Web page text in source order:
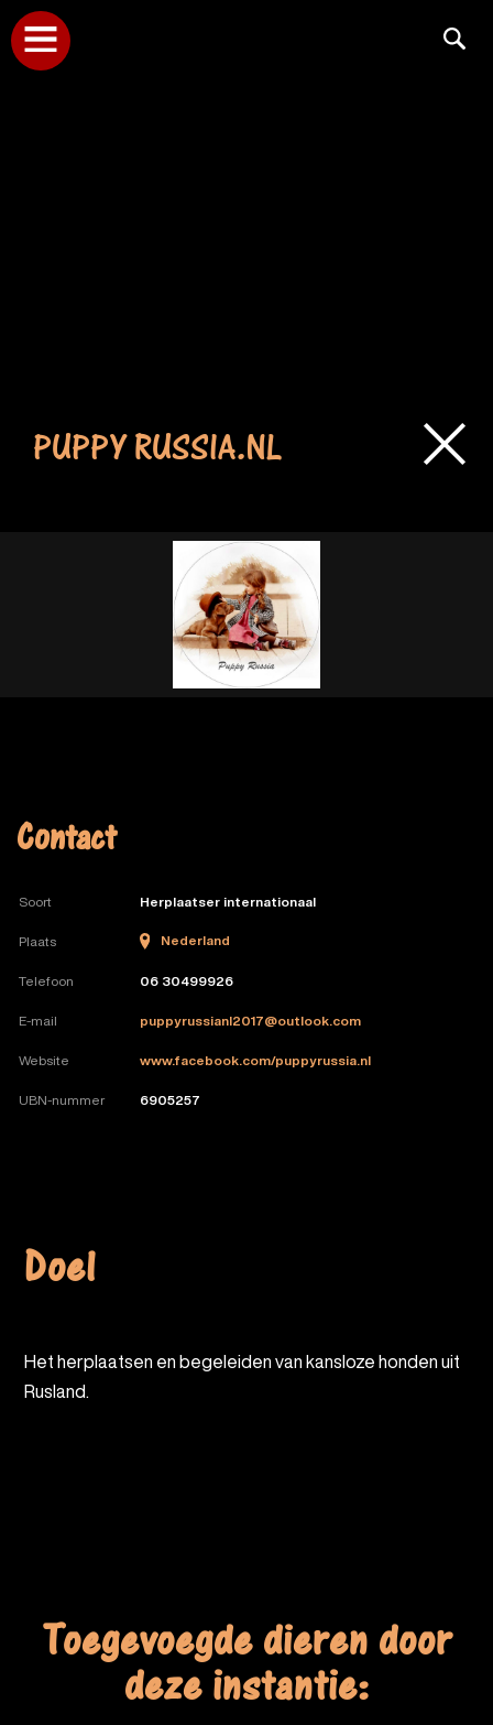
PUPPY RUSSIA.NL
Contact
Soort Herplaatser internationaal
Plaats Nederland
Telefoon 06 30499926
E-mail puppyrussianl2017@outlook.com
Website www.facebook.com/puppyrussia.nl
UBN-nummer 6905257
Doel
Het herplaatsen en begeleiden van kansloze honden uit
Rusland.
Toegevoegde dieren door
deze instantie: